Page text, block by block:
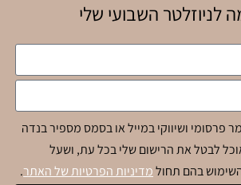
לניוזלטר השבועי שלי
ושיווקי במייל או בסמס מספיר בנדה
לבטל את הרישום שלי בכל עת, ושעל
בהם תחולמדיניות הפרטיות של האתר.